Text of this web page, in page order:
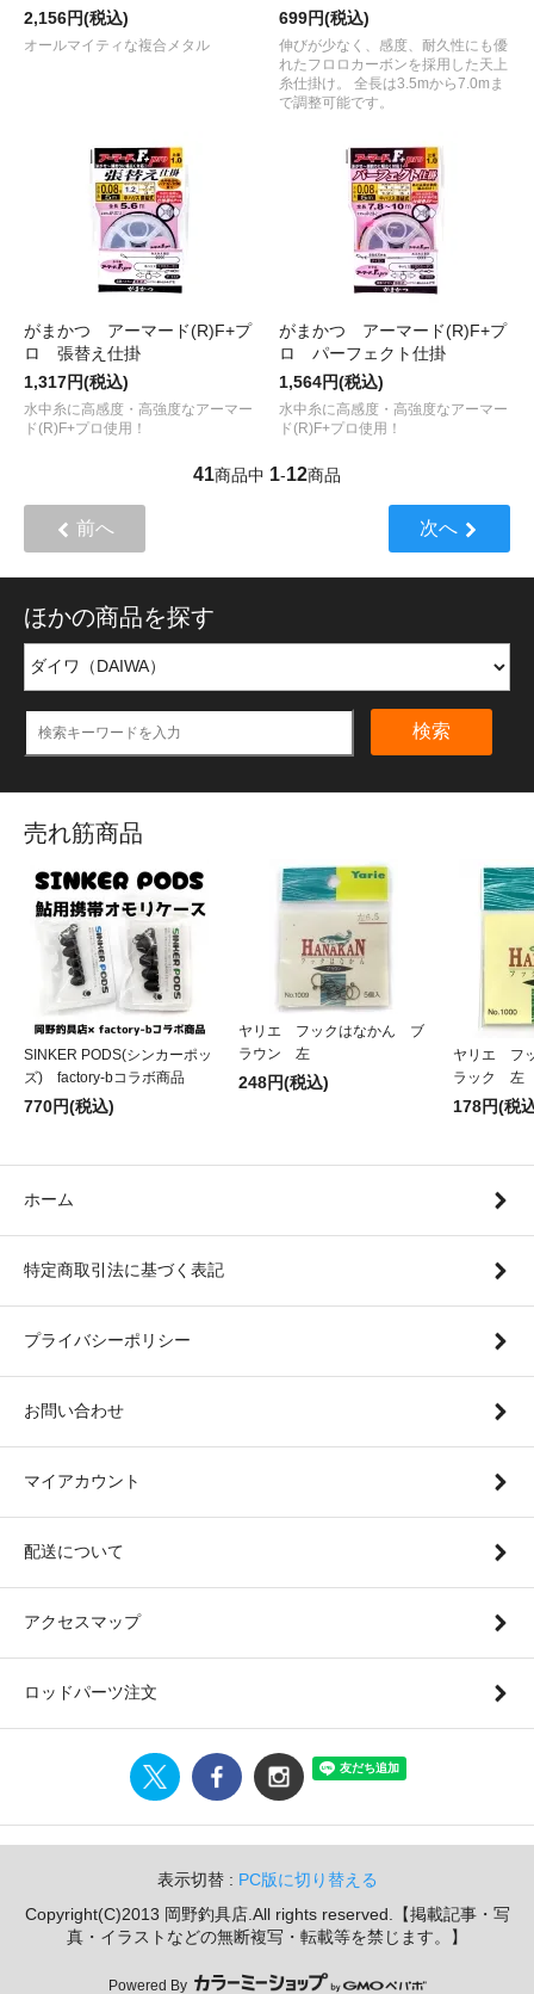
2,156円(税込)
オールマイティな複合メタル
699円(税込)
伸びが少なく、感度、耐久性にも優
れたフロロカーボンを採用した天上
糸仕掛け。 全長は3.5mから7.0mま
で調整可能です。
がまかつ アーマード(R)F+プ
ロ 張替え仕掛
1,317円(税込)
水中糸に高感度・高強度なアーマー
ド(R)F+プロ使用！
がまかつ アーマード(R)F+プ
ロ パーフェクト仕掛
1,564円(税込)
水中糸に高感度・高強度なアーマー
ド(R)F+プロ使用！
41商品中 1-12商品
前へ 次へ
ほかの商品を探す
検索
売れ筋商品
SINKER PODS(シンカーポッ
ズ) factory-bコラボ商品
770円(税込)
ヤリエ フックはなかん ブ
ラウン 左
248円(税込)
ヤリエ フ
ラック 左
178円(税
ホーム
特定商取引法に基づく表記
プライバシーポリシー
お問い合わせ
マイアカウント
配送について
アクセスマップ
ロッドパーツ注文
表示切替 : PC版に切り替える
Copyright(C)2013 岡野釣具店.All rights reserved.【掲載記事・写
真・イラストなどの無断複写・転載等を禁じます。】
Powered By